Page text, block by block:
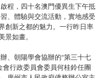
程，四十名澳門優異生下午抵
、體驗與交流活動，實地感受
創新之都的魅力。一行昨日率
如畫。
、朝陽學會協辦的“第三十七
會行政委員會委員何桂鈴任團